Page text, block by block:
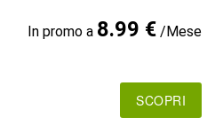
In promo a 8.99 €/Mese
SCOPRI